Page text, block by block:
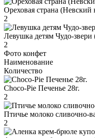
Ореховая страна (Невский
2
Левушка детям Чудо-звери
2
Фото конфет
Наименование
Количество
Choco-Pie Печенье 28г.
2
Птичье молоко сливочно-
2